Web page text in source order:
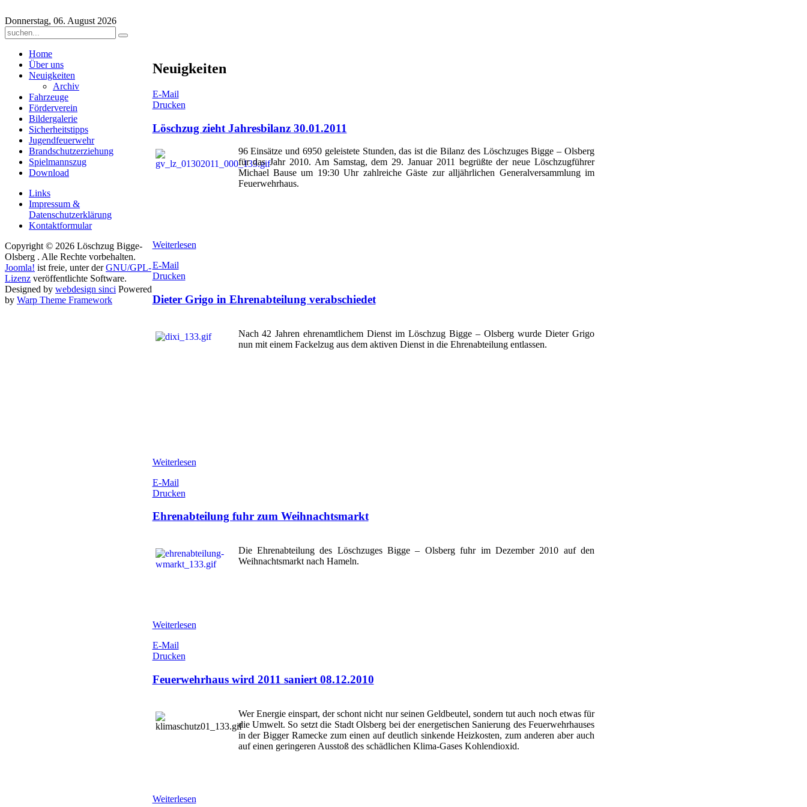
Donnerstag, 06. August 2026
Neuigkeiten
E-Mail
Drucken
Löschzug zieht Jahresbilanz 30.01.2011
96 Einsätze und 6950 geleistete Stunden, das ist die Bilanz des Löschzuges Bigge – Olsberg
für das Jahr 2010. Am Samstag, dem 29. Januar 2011 begrüßte der neue Löschzugführer
Michael Bause um 19:30 Uhr zahlreiche Gäste zur alljährlichen Generalversammlung im
Feuerwehrhaus.
Weiterlesen
E-Mail
Drucken
Dieter Grigo in Ehrenabteilung verabschiedet
Nach 42 Jahren ehrenamtlichem Dienst im Löschzug Bigge – Olsberg wurde Dieter Grigo
nun mit einem Fackelzug aus dem aktiven Dienst in die Ehrenabteilung entlassen.
Weiterlesen
E-Mail
Drucken
Ehrenabteilung fuhr zum Weihnachtsmarkt
Die Ehrenabteilung des Löschzuges Bigge – Olsberg fuhr im Dezember 2010 auf den
Weihnachtsmarkt nach Hameln.
Weiterlesen
E-Mail
Drucken
Feuerwehrhaus wird 2011 saniert 08.12.2010
Wer Energie einspart, der schont nicht nur seinen Geldbeutel, sondern tut auch noch etwas für
die Umwelt. So setzt die Stadt Olsberg bei der energetischen Sanierung des Feuerwehrhauses
in der Bigger Ramecke zum einen auf deutlich sinkende Heizkosten, zum anderen aber auch
auf einen geringeren Ausstoß des schädlichen Klima-Gases Kohlendioxid.
Weiterlesen
Home
Über uns
Neuigkeiten
Archiv
Fahrzeuge
Förderverein
Bildergalerie
Sicherheitstipps
Jugendfeuerwehr
Brandschutzerziehung
Spielmannszug
Download
Links
Impressum &
Datenschutzerklärung
Kontaktformular
Copyright © 2026 Löschzug Bigge-
Olsberg . Alle Rechte vorbehalten.
Joomla! ist freie, unter derGNU/GPL-
Lizenz veröffentlichte Software.
Designed by webdesign sinci Powered
by Warp Theme Framework